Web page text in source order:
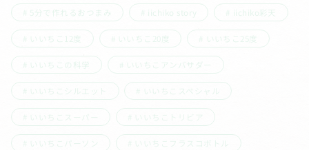
5分で作れるおつまみ iichiko story iichiko彩天
いいちこ12度 いいちこ20度 いいちこ25度
いいちこの科学 いいちこアンバサダー
いいちこシルエット いいちこスペシャル
いいちこスーパー いいちこトリビア
いいちこパーソン いいちこフラスコボトル